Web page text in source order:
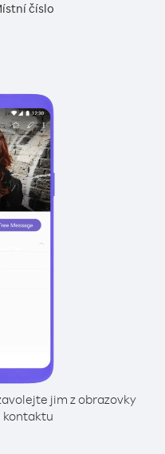
číslo
jim z obrazovky
kontaktu